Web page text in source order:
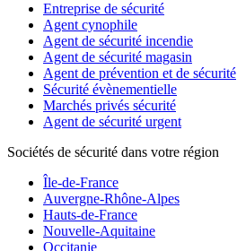
Entreprise de sécurité
Agent cynophile
Agent de sécurité incendie
Agent de sécurité magasin
Agent de prévention et de sécurité
Sécurité évènementielle
Marchés privés sécurité
Agent de sécurité urgent
Sociétés de sécurité dans votre région
Île-de-France
Auvergne-Rhône-Alpes
Hauts-de-France
Nouvelle-Aquitaine
Occitanie